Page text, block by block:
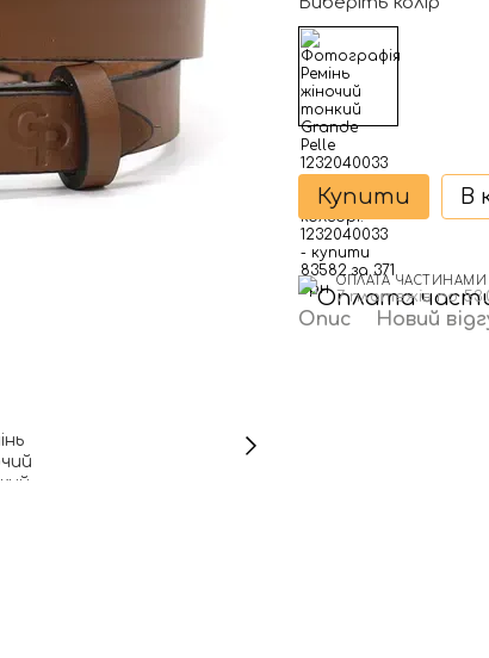
Купити В
ОПЛАТА ЧАСТИНАМИ
7 платежів по
Опис Новий